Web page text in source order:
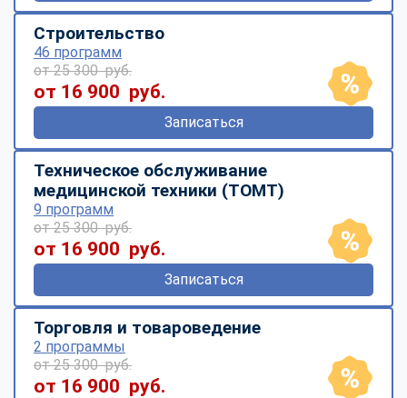
Строительство
46 программ
от 25 300 руб.
от 16 900 руб.
Записаться
Техническое обслуживание
медицинской техники (ТОМТ)
9 программ
от 25 300 руб.
от 16 900 руб.
Записаться
Торговля и товароведение
2 программы
от 25 300 руб.
от 16 900 руб.